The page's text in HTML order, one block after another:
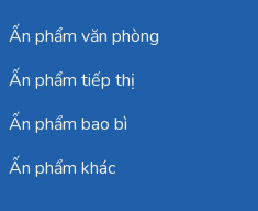
Ấn phẩm văn phòng
Ấn phẩm tiếp thị
Ấn phẩm bao bì
Ấn phẩm khác